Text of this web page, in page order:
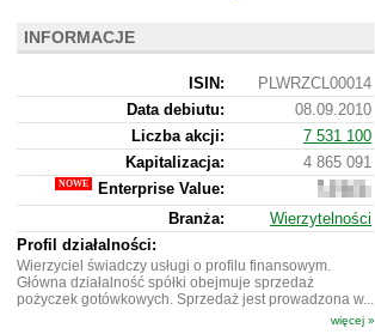
INFORMACJE
ISIN:
PLWRZCL00014
Data debiutu:
08.09.2010
Liczba akcji:
7 531 100
Kapitalizacja:
4 865 091
Enterprise Value:
027
091
Branża:
Wierzytelności
Profil działalności:
Wierzyciel świadczy usługi o profilu finansowym.
Główna działalność spółki obejmuje sprzedaż
pożyczek gotówkowych. Sprzedaż jest prowadzona w...
więcej »